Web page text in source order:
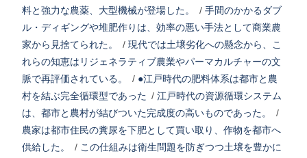
料と強力な農薬、大型機械が登場した。
/ 手間のかかるダブ
ル・ディギングや堆肥作りは、効率の悪い手法として商業農
家から見捨てられた。
/ 現代では土壌劣化への懸念から、こ
れらの知恵はリジェネラティブ農業やパーマカルチャーの文
脈で再評価されている。
/ ●江戸時代の肥料体系は都市と農
村を結ぶ完全循環型であった / 江戸時代の資源循環システム
は、都市と農村が結びついた完成度の高いものであった。
/
農家は都市住民の糞尿を下肥として買い取り、作物を都市へ
供給した。
/ この仕組みは衛生問題を防ぎつつ土壌を豊かに